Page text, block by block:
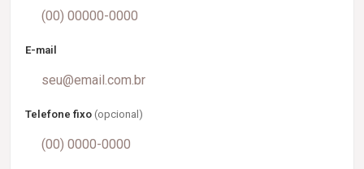
E-mail
Telefone fixo (opcional)